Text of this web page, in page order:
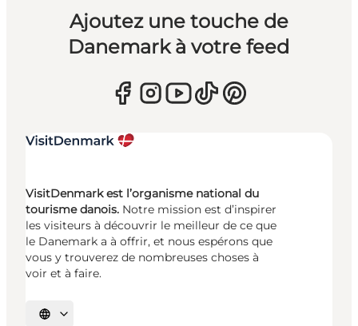
Ajoutez une touche de
Danemark à votre feed
VisitDenmark est l’organisme national du
tourisme danois. Notre mission est d’inspirer
les visiteurs à découvrir le meilleur de ce que
le Danemark a à offrir, et nous espérons que
vous y trouverez de nombreuses choses à
voir et à faire.
Choisissez la langue